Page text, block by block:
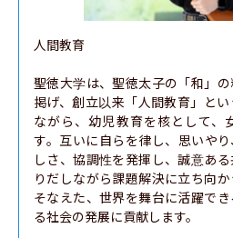
人間教育
聖徳大学は、聖徳太子の「和」
掲げ、創立以来「人間教育」と
ながら、幼児教育を核として、
す。互いに自らを律し、思いや
しさ、協調性を発揮し、誠意あ
りだしながら課題解決に立ち向
そなえた、世界を舞台に活躍で
る社会の発展に貢献します。